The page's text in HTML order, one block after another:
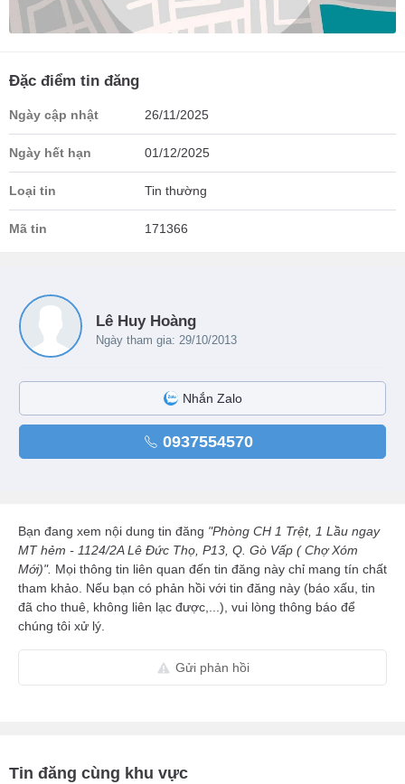
Đặc điểm tin đăng
Ngày cập nhật 26/11/2025
Ngày hết hạn 01/12/2025
Loại tin Tin thường
Mã tin 171366
Lê Huy Hoàng
Ngày tham gia: 29/10/2013
Nhắn Zalo
0937554570
Bạn đang xem nội dung tin đăng "Phòng CH 1 Trệt, 1 Lầu ngay
MT hẻm - 1124/2A Lê Đức Thọ, P13, Q. Gò Vấp ( Chợ Xóm
Mới)". Mọi thông tin liên quan đến tin đăng này chỉ mang tín chất
tham khảo. Nếu bạn có phản hồi với tin đăng này (báo xấu, tin
đã cho thuê, không liên lạc được,...), vui lòng thông báo để
chúng tôi xử lý.
Gửi phản hồi
Tin đăng cùng khu vực